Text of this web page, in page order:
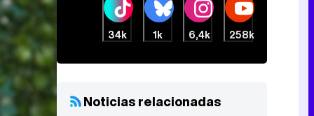
34k 1k 6,4k 258k
Noticias relacionadas